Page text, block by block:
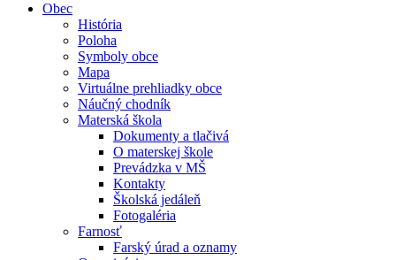
Obec
História
Poloha
Symboly obce
Mapa
Virtuálne prehliadky obce
Náučný chodník
Materská škola
Dokumenty a tlačivá
O materskej škole
Prevádzka v MŠ
Kontakty
Školská jedáleň
Fotogaléria
Farnosť
Farský úrad a oznamy